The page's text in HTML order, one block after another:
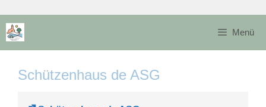
springen
Menü
Schützenhaus de ASG